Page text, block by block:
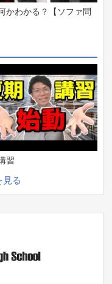
かわかる？【ソファ問
習
見る